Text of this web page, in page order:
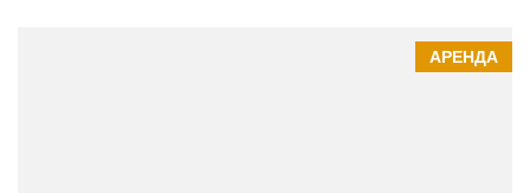
АРЕНДА